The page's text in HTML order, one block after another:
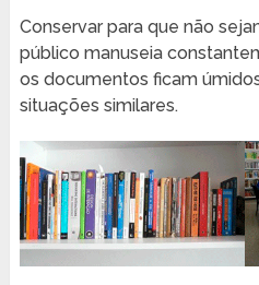
Conservar para que não
público manuseia
os documentos ficam
situações similares.